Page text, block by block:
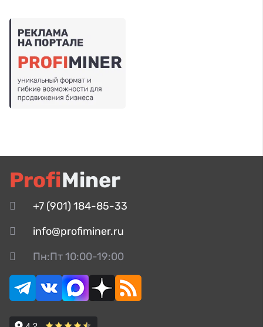
ProfiMiner
+7 (901) 184-85-33
info@profiminer.ru
Пн:Пт 10:00-19:00